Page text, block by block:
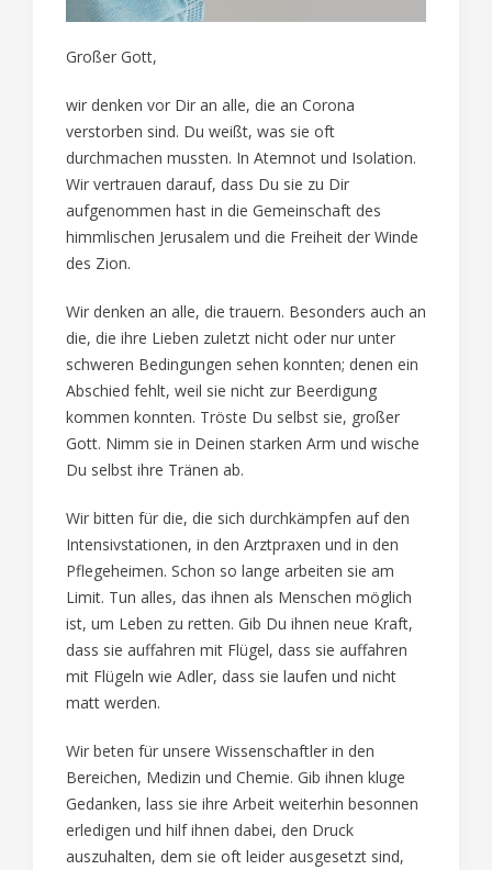
Großer Gott,
wir denken vor Dir an alle, die an Corona
verstorben sind. Du weißt, was sie oft
durchmachen mussten. In Atemnot und Isolation.
Wir vertrauen darauf, dass Du sie zu Dir
aufgenommen hast in die Gemeinschaft des
himmlischen Jerusalem und die Freiheit der Winde
des Zion.
Wir denken an alle, die trauern. Besonders auch an
die, die ihre Lieben zuletzt nicht oder nur unter
schweren Bedingungen sehen konnten; denen ein
Abschied fehlt, weil sie nicht zur Beerdigung
kommen konnten. Tröste Du selbst sie, großer
Gott. Nimm sie in Deinen starken Arm und wische
Du selbst ihre Tränen ab.
Wir bitten für die, die sich durchkämpfen auf den
Intensivstationen, in den Arztpraxen und in den
Pflegeheimen. Schon so lange arbeiten sie am
Limit. Tun alles, das ihnen als Menschen möglich
ist, um Leben zu retten. Gib Du ihnen neue Kraft,
dass sie auffahren mit Flügel, dass sie auffahren
mit Flügeln wie Adler, dass sie laufen und nicht
matt werden.
Wir beten für unsere Wissenschaftler in den
Bereichen, Medizin und Chemie. Gib ihnen kluge
Gedanken, lass sie ihre Arbeit weiterhin besonnen
erledigen und hilf ihnen dabei, den Druck
auszuhalten, dem sie oft leider ausgesetzt sind,